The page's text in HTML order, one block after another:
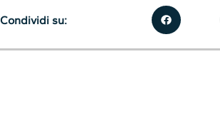
Condividi su: